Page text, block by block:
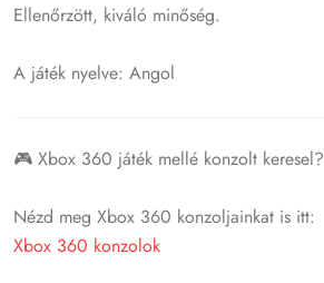
Ellenőrzött, kiváló minőség.
A játék nyelve: Angol
🎮 Xbox 360 játék mellé konzolt keresel?
Nézd meg Xbox 360 konzoljainkat is itt:
Xbox 360 konzolok